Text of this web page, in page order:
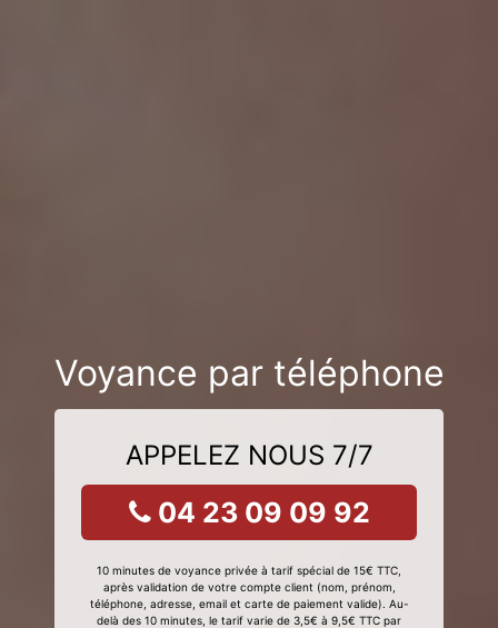
Voyance par téléphone
APPELEZ NOUS 7/7
04 23 09 09 92
10 minutes de voyance privée à tarif spécial de 15€ TTC,
après validation de votre compte client (nom, prénom,
téléphone, adresse, email et carte de paiement valide). Au-
delà des 10 minutes, le tarif varie de 3,5€ à 9,5€ TTC par